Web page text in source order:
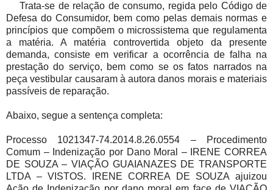
Trata-se de relação de consumo, regida pelo Código de
Defesa do Consumidor, bem como pelas demais normas e
princípios que compõem o microssistema que regulamenta
a matéria. A matéria controvertida objeto da presente
demanda, consiste em verificar a ocorrência de falha na
prestação do serviço, bem como se os fatos narrados na
peça vestibular causaram à autora danos morais e materiais
passíveis de reparação.
Abaixo, segue a sentença completa:
Processo 1021347-74.2014.8.26.0554 – Procedimento
Comum – Indenização por Dano Moral – IRENE CORREA
DE SOUZA – VIAÇÃO GUAIANAZES DE TRANSPORTE
LTDA – VISTOS. IRENE CORREA DE SOUZA ajuizou